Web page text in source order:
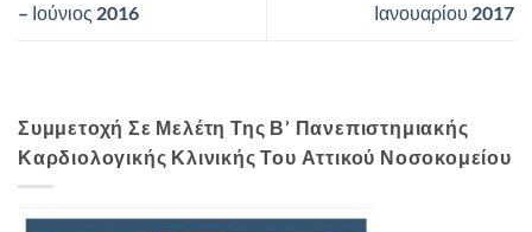
– Ιούνιος 2016
Ιανουαρίου 2017
Συμμετοχή Σε Μελέτη Της Β’ Πανεπιστημιακής
Καρδιολογικής Κλινικής Του Αττικού Νοσοκομείου